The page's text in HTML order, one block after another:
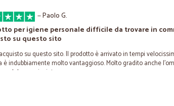
—Paolo G.
per igiene personale difficile da trovare in
su questo sito
su questo sito. Il prodotto è arrivato in tempi
è indubbiamente molto vantaggioso. Molto gradito anche
del pacco inviato.